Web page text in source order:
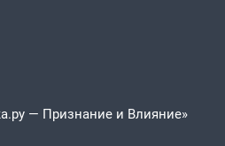
— Признание и Влияние»